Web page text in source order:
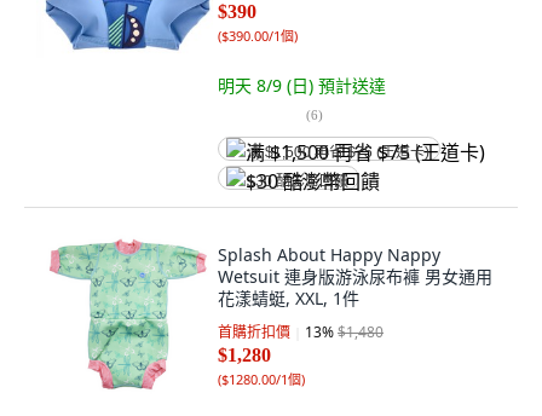
$390
($390.00/1個)
明天 8/9 (日) 預計送達
(6)
满 $1,500 再省 $75 (王道卡)
$30 酷澎幣回饋
Splash About Happy Nappy
Wetsuit 連身版游泳尿布褲 男女通用
花漾蜻蜓, XXL, 1件
首購折扣價 13%$1,480
$1,280
($1280.00/1個)